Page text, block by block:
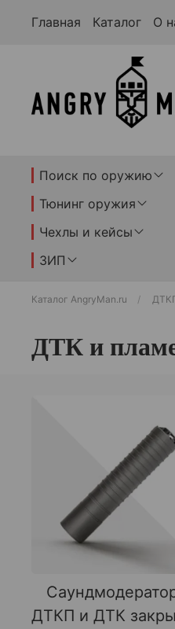
Главная Каталог О
Поиск по оружию
Тюнинг оружия
Чехлы и кейсы
ЗИП
Каталог AngryMan.ru
ДТК и
ДТКП и ДТК